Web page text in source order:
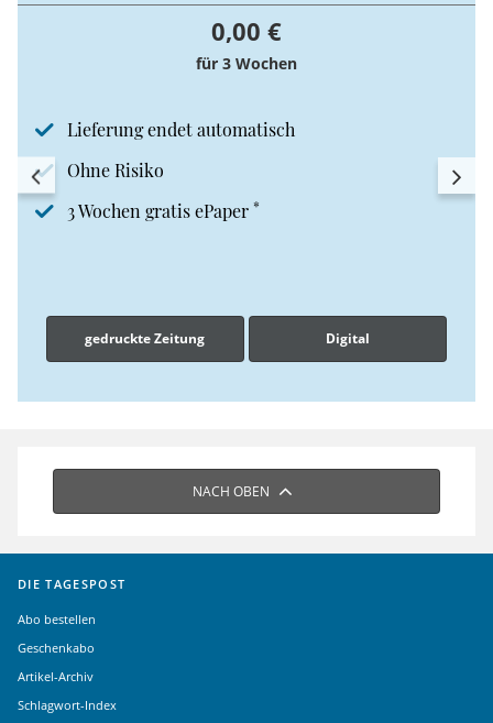
0,00 €
für 3 Wochen
Lieferung endet automatisch
Ohne Risiko
3 Wochen gratis ePaper *
gedruckte Zeitung Digital
NACH OBEN
DIE TAGESPOST
Abo bestellen
Geschenkabo
Artikel-Archiv
Schlagwort-Index